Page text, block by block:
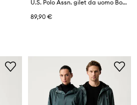
U.S. Polo Assn. gilet da uomo Bound Quilted Gilet
89,90 €